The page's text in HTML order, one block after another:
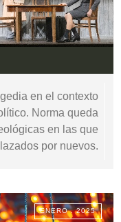
en el contexto
Norma queda
en las que
por nuevos.
ENERO . 2025